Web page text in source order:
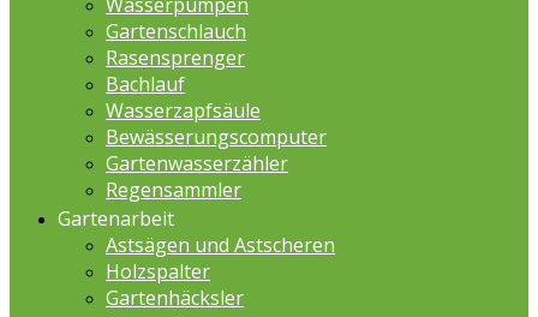
Gartenschlauch
Rasensprenger
Bachlauf
Wasserzapfsäule
Bewässerungscomputer
Gartenwasserzähler
Regensammler
Gartenarbeit
Astsägen und Astscheren
Holzspalter
Gartenhäcksler